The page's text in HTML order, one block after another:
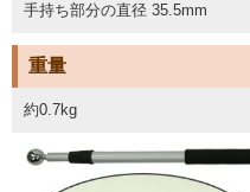
手持ち部分の直径 35.5mm
重量
約0.7kg